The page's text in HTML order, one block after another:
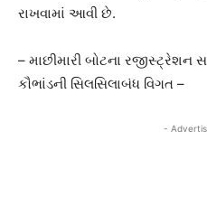
રાખવામાં આવી છે.
– માછીમારી બોટના રજીસ્ટ્રેશન
કૌભાંડની સિલસિલાબંધ વિગત –
-